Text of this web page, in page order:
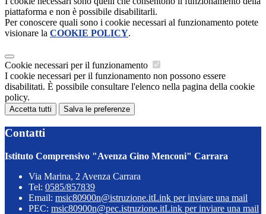
piattaforma e non è possibile disabilitarli.
Per conoscere quali sono i cookie necessari al funzionamento potete
visionare la COOKIE POLICY.
Cookie necessari per il funzionamento
I cookie necessari per il funzionamento non possono essere
disabilitati. È possibile consultare l'elenco nella pagina della cookie
policy.
Accetta tutti Salva le preferenze
Contatti
Istituto Comprensivo "Avenza Gino Menconi" Carrara
Via Marina, 2 Avenza Carrara
Tel: 0585/857839
Email: msic80900n@istruzione.itLink per inviare una mail
PEC: msic80900n@pec.istruzione.itLink per inviare una mail